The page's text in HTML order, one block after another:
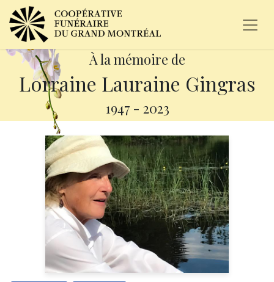
À la mémoire de
Lorraine Lauraine Gingras
1947 - 2023